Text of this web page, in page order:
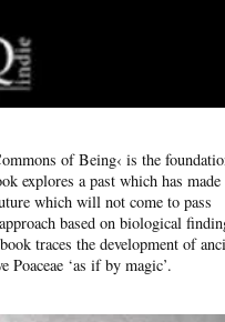
of Being‹ is the
explores a past which has
which will not come to pass
based on biological
traces the development of
Poaceae ‘as if by magic’.